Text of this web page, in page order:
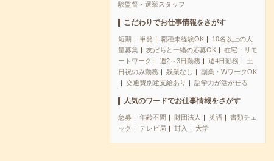
験監督・選挙スタッフ
こだわりでお仕事情報をさがす
短期 単発 職種未経験OK
10名以上の大
量募集
友だちと一緒の応募OK
在宅・リモ
ートワーク
週2～3日勤務 週4日勤務
土
日祝のみ勤務
残業なし
副業・WワークOK
交通費別途支給あり
語学力が活かせる
人気のワードでお仕事情報をさがす
急募 年齢不問 財団法人 英語
書類チェ
ック
テレビ局 封入 大学